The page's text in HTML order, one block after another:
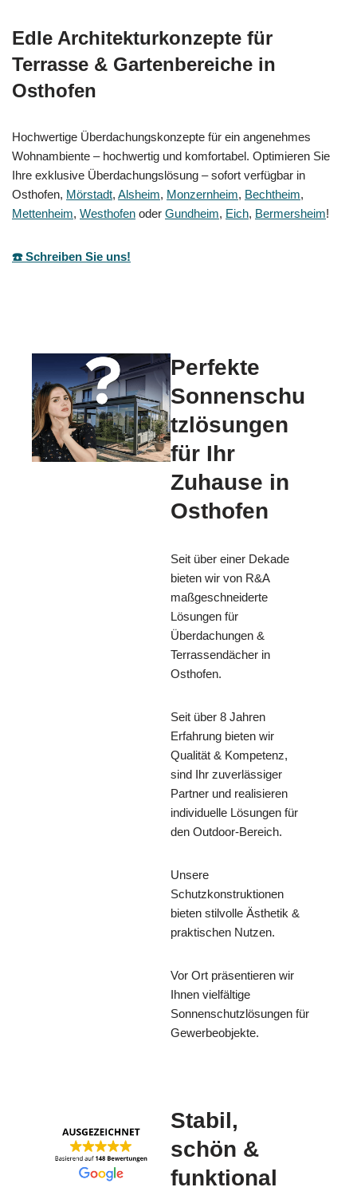
Edle Architekturkonzepte für
Terrasse & Gartenbereiche in
Osthofen
Hochwertige Überdachungskonzepte für ein angenehmes
Wohnambiente – hochwertig und komfortabel. Optimieren Sie
Ihre exklusive Überdachungslösung – sofort verfügbar in
Osthofen, Mörstadt, Alsheim, Monzernheim, Bechtheim,
Mettenheim, Westhofen oder Gundheim, Eich, Bermersheim!
☎️ Schreiben Sie uns!
Perfekte
Sonnenschu
tzlösungen
für Ihr
Zuhause in
Osthofen
Seit über einer Dekade
bieten wir von R&A
maßgeschneiderte
Lösungen für
Überdachungen &
Terrassendächer in
Osthofen.
Seit über 8 Jahren
Erfahrung bieten wir
Qualität & Kompetenz,
sind Ihr zuverlässiger
Partner und realisieren
individuelle Lösungen für
den Outdoor-Bereich.
Unsere
Schutzkonstruktionen
bieten stilvolle Ästhetik &
praktischen Nutzen.
Vor Ort präsentieren wir
Ihnen vielfältige
Sonnenschutzlösungen für
Gewerbeobjekte.
Stabil,
schön &
funktional